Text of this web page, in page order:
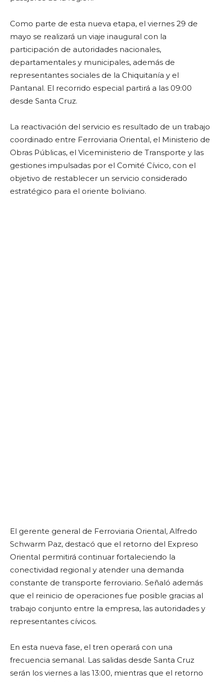
Como parte de esta nueva etapa, el viernes 29 de
mayo se realizará un viaje inaugural con la
participación de autoridades nacionales,
departamentales y municipales, además de
representantes sociales de la Chiquitanía y el
Pantanal. El recorrido especial partirá a las 09:00
desde Santa Cruz.
La reactivación del servicio es resultado de un trabajo
coordinado entre Ferroviaria Oriental, el Ministerio de
Obras Públicas, el Viceministerio de Transporte y las
gestiones impulsadas por el Comité Cívico, con el
objetivo de restablecer un servicio considerado
estratégico para el oriente boliviano.
El gerente general de Ferroviaria Oriental, Alfredo
Schwarm Paz, destacó que el retorno del Expreso
Oriental permitirá continuar fortaleciendo la
conectividad regional y atender una demanda
constante de transporte ferroviario. Señaló además
que el reinicio de operaciones fue posible gracias al
trabajo conjunto entre la empresa, las autoridades y
representantes cívicos.
En esta nueva fase, el tren operará con una
frecuencia semanal. Las salidas desde Santa Cruz
serán los viernes a las 13:00, mientras que el retorno